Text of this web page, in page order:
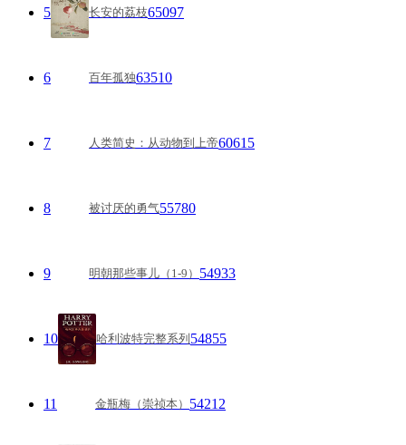
5 长安的荔枝65097
6 百年孤独63510
7 人类简史：从动物到上帝60615
8 被讨厌的勇气55780
9 明朝那些事儿（1-9） 54933
10 哈利波特完整系列 54855
11 金瓶梅（崇祯本） 54212